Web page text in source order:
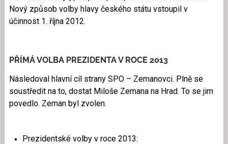
Nový způsob volby hlavy českého státu vstoupil v
účinnost 1. října 2012.
PŘÍMÁ VOLBA PREZIDENTA V ROCE 2013
Následoval hlavní cíl strany SPO – Zemanovci. Plně se
soustředit na to, dostat Miloše Zemana na Hrad. To se jim
povedlo. Zeman byl zvolen.
Prezidentské volby v roce 2013: